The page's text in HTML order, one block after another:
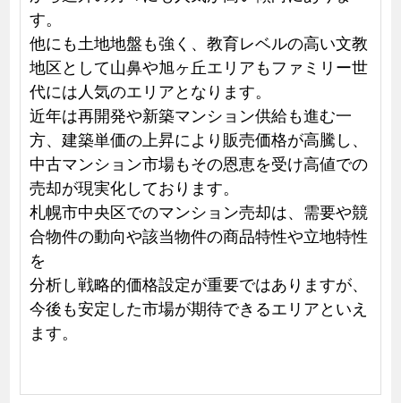
す。
他にも土地地盤も強く、教育レベルの高い文教
地区として山鼻や旭ヶ丘エリアもファミリー世
代には人気のエリアとなります。
近年は再開発や新築マンション供給も進む一
方、建築単価の上昇により販売価格が高騰し、
中古マンション市場もその恩恵を受け高値での
売却が現実化しております。
札幌市中央区でのマンション売却は、需要や競
合物件の動向や該当物件の商品特性や立地特性
を
分析し戦略的価格設定が重要ではありますが、
今後も安定した市場が期待できるエリアといえ
ます。